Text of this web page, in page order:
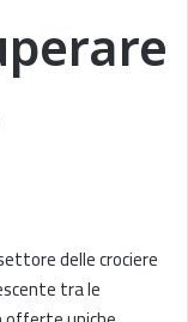
delle crociere
tra le